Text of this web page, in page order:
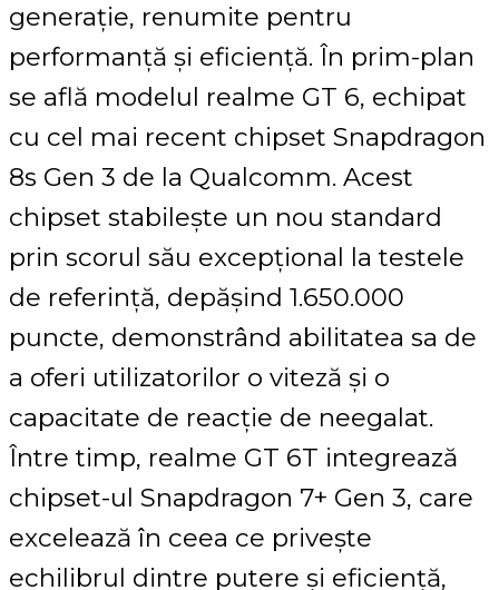
generație, renumite pentru
performanță și eficiență. În prim-plan
se află modelul realme GT 6, echipat
cu cel mai recent chipset Snapdragon
8s Gen 3 de la Qualcomm. Acest
chipset stabilește un nou standard
prin scorul său excepțional la testele
de referință, depășind 1.650.000
puncte, demonstrând abilitatea sa de
a oferi utilizatorilor o viteză și o
capacitate de reacție de neegalat.
Între timp, realme GT 6T integrează
chipset-ul Snapdragon 7+ Gen 3, care
excelează în ceea ce privește
echilibrul dintre putere și eficiență,